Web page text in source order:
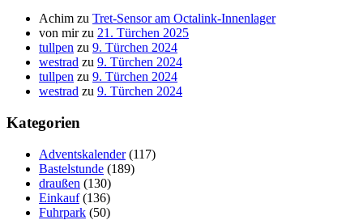
Achim zu Tret-Sensor am Octalink-Innenlager
von mirzu 21. Türchen 2025
tullpen zu 9. Türchen 2024
westrad zu 9. Türchen 2024
tullpen zu 9. Türchen 2024
westrad zu 9. Türchen 2024
Kategorien
Adventskalender(117)
Bastelstunde (189)
draußen (130)
Einkauf(136)
Fuhrpark (50)